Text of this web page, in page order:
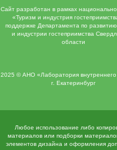
Сайт разработан в рамках
«Туризм и индустрия
поддержке Департамента по
и индустрии гостеприимства
области
2025 © АНО «Лаборатория внутреннего
г. Екатеринбург
Любое использование либо
материалов или подборки
элементов дизайна и оформления